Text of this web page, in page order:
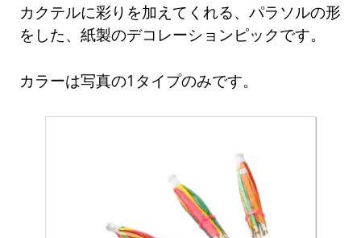
カクテルに彩りを加えてくれる、パラソルの形
をした、紙製のデコレーションピックです。
カラーは写真の1タイプのみです。